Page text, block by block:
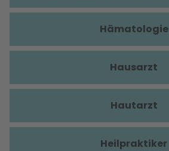
Hämatologie
Hausarzt
Hautarzt
Heilpraktiker